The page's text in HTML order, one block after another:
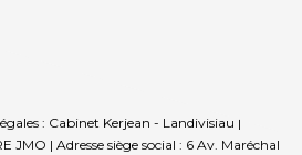
: Cabinet Kerjean - Landivisiau |
JMO | Adresse siège social : 6 Av. Maréchal